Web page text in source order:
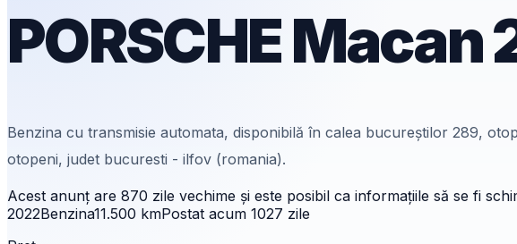
PORSCHEMacan
Benzina cu transmisie automata, disponibilă în calea bucureștilor 289,
otopeni, judet bucuresti - ilfov (romania).
Acest anunț are 870 zile vechime și este posibil ca informațiile să se fi
2022Benzina11.500 kmPostat acum 1027 zile